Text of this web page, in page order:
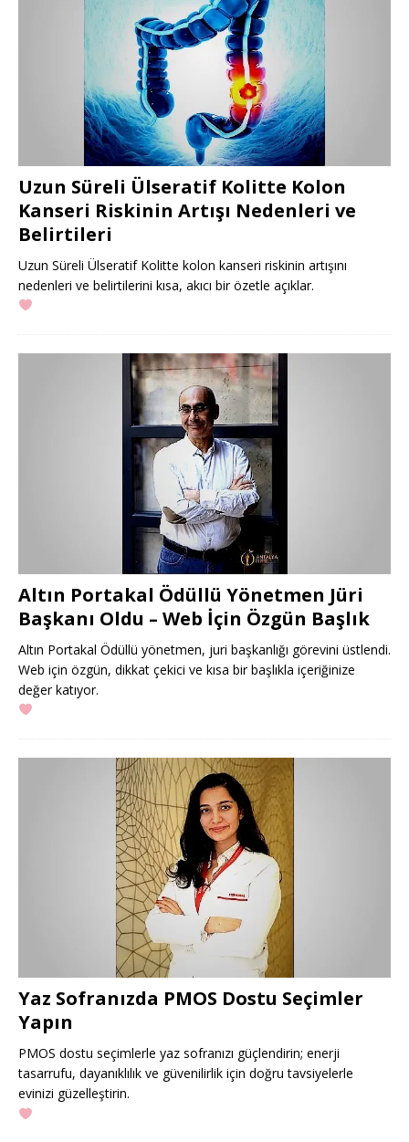
Uzun Süreli Ülseratif Kolitte Kolon
Kanseri Riskinin Artışı Nedenleri ve
Belirtileri
Uzun Süreli Ülseratif Kolitte kolon kanseri riskinin artışını
nedenleri ve belirtilerini kısa, akıcı bir özetle açıklar.
Altın Portakal Ödüllü Yönetmen Jüri
Başkanı Oldu – Web İçin Özgün Başlık
Altın Portakal Ödüllü yönetmen, juri başkanlığı görevini üstlendi.
Web için özgün, dikkat çekici ve kısa bir başlıkla içeriğinize
değer katıyor.
Yaz Sofranızda PMOS Dostu Seçimler
Yapın
PMOS dostu seçimlerle yaz sofranızı güçlendirin; enerji
tasarrufu, dayanıklılık ve güvenilirlik için doğru tavsiyelerle
evinizi güzelleştirin.